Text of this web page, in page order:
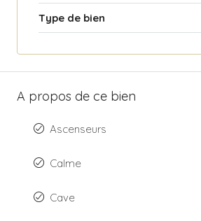
Type de bien
A propos de ce bien
Ascenseurs
Calme
Cave